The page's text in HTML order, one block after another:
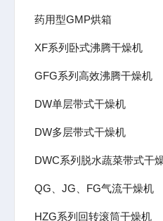
药用型GMP烘箱
XF系列卧式沸腾干燥机
GFG系列高效沸腾干燥机
DW单层带式干燥机
DW多层带式干燥机
DWC系列脱水蔬菜带式干
QG、JG、FG气流干燥机
HZG系列回转滚筒干燥机